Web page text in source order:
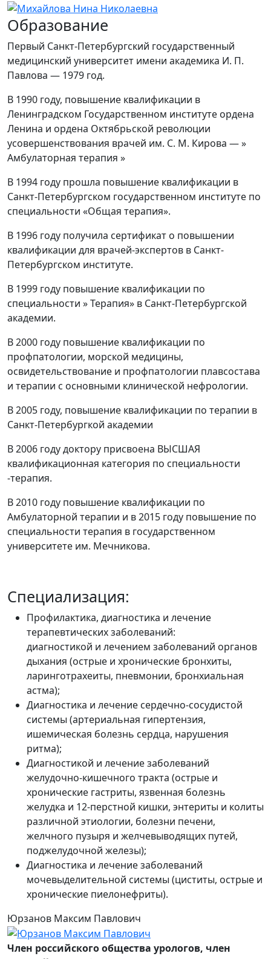
Образование
Первый Санкт-Петербургский государственный
медицинский университет имени академика И. П.
Павлова — 1979 год.
В 1990 году, повышение квалификации в
Ленинградском Государственном институте ордена
Ленина и ордена Октябрьской революции
усовершенствования врачей им. С. М. Кирова — »
Амбулаторная терапия »
В 1994 году прошла повышение квалификации в
Санкт-Петербургском государственном институте по
специальности «Общая терапия».
В 1996 году получила сертификат о повышении
квалификации для врачей-экспертов в Санкт-
Петербургском институте.
В 1999 году повышение квалификации по
специальности » Терапия» в Санкт-Петербургской
академии.
В 2000 году повышение квалификации по
профпатологии, морской медицины,
освидетельствование и профпатологии плавсостава
и терапии с основными клинической нефрологии.
В 2005 году, повышение квалификации по терапии в
Санкт-Петербургкой академии
В 2006 году доктору присвоена ВЫСШАЯ
квалификационная категория по специальности
-терапия.
В 2010 году повышение квалификации по
Амбулаторной терапии и в 2015 году повышение по
специальности терапия в государственном
университете им. Мечникова.
Специализация:
Профилактика, диагностика и лечение
терапевтических заболеваний:
диагностикой и лечением заболеваний органов
дыхания (острые и хронические бронхиты,
ларинготрахеиты, пневмонии, бронхиальная
астма);
Диагностика и лечение сердечно-сосудистой
системы (артериальная гипертензия,
ишемическая болезнь сердца, нарушения
ритма);
Диагностикой и лечение заболеваний
желудочно-кишечного тракта (острые и
хронические гастриты, язвенная болезнь
желудка и 12-перстной кишки, энтериты и колиты
различной этиологии, болезни печени,
желчного пузыря и желчевыводящих путей,
поджелудочной железы);
Диагностика и лечение заболеваний
мочевыделительной системы (циститы, острые и
хронические пиелонефриты).
Юрзанов Максим Павлович
Член российского общества урологов, член